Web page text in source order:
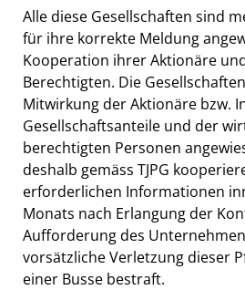
Alle diese Gesellschaften sind
für ihre korrekte Meldung
Kooperation ihrer Aktionäre
Berechtigten. Die
Mitwirkung der Aktionäre bzw.
Gesellschaftsanteile und der
berechtigten Personen
deshalb gemäss TJPG
erforderlichen Informationen
Monats nach Erlangung der
Aufforderung des
vorsätzliche Verletzung dieser
einer Busse bestraft.